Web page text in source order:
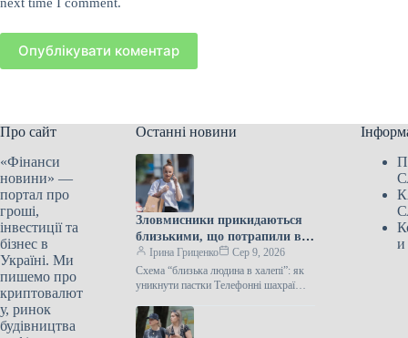
Опублікувати коментар
Про сайт
«Фінанси
новини» —
портал про
гроші,
інвестиції та
бізнес в
Україні. Ми
пишемо про
криптовалют
у, ринок
будівництва
Останні новини
Зловмисники прикидаються
близькими, що потрапили в
біду – стратегія для викриття
схеми.
Ірина Гриценко
Сер 9, 2026
Схема “близька людина в халепі”: як
уникнути пастки Телефонні шахраї
змушуючи людей в стані…
и